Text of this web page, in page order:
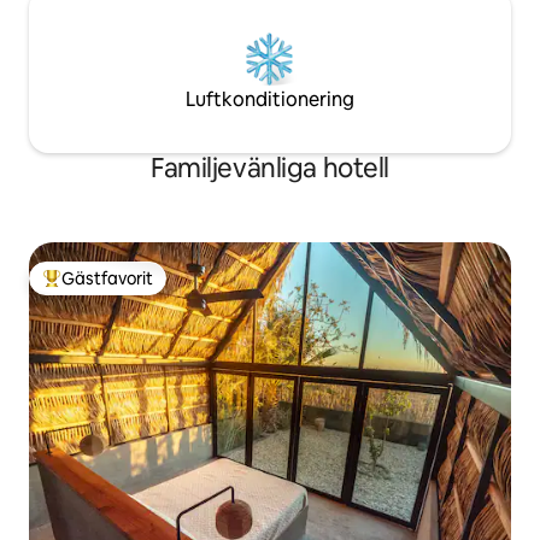
Luftkonditionering
Familjevänliga hotell
Populär gästfavorit
Gästfavorit